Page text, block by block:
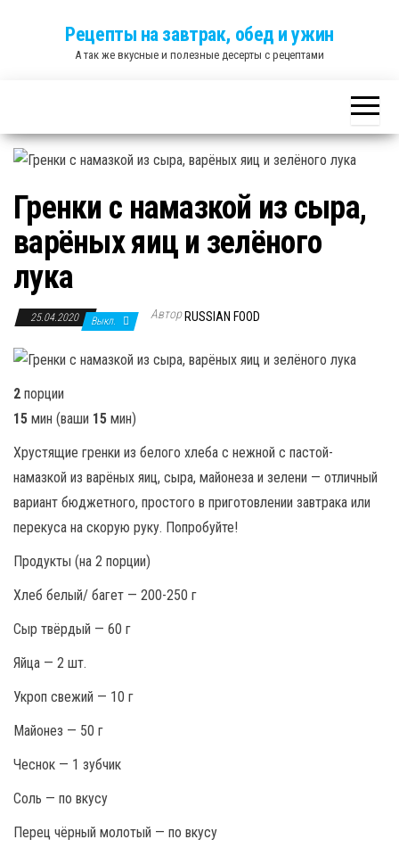
Рецепты на завтрак, обед и ужин
А так же вкусные и полезные десерты с рецептами
Гренки с намазкой из сыра,
варёных яиц и зелёного
лука
25.04.2020 Выкл. Автор RUSSIAN FOOD
2 порции
15 мин (ваши 15 мин)
Хрустящие гренки из белого хлеба с нежной с пастой-
намазкой из варёных яиц, сыра, майонеза и зелени — отличный
вариант бюджетного, простого в приготовлении завтрака или
перекуса на скорую руку. Попробуйте!
Продукты (на 2 порции)
Хлеб белый/ багет — 200-250 г
Сыр твёрдый — 60 г
Яйца — 2 шт.
Укроп свежий — 10 г
Майонез — 50 г
Чеснок — 1 зубчик
Соль — по вкусу
Перец чёрный молотый — по вкусу